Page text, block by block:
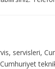
servisleri,